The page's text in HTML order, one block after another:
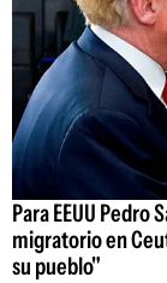
Para EEUU Pedro
migratorio en
su pueblo"